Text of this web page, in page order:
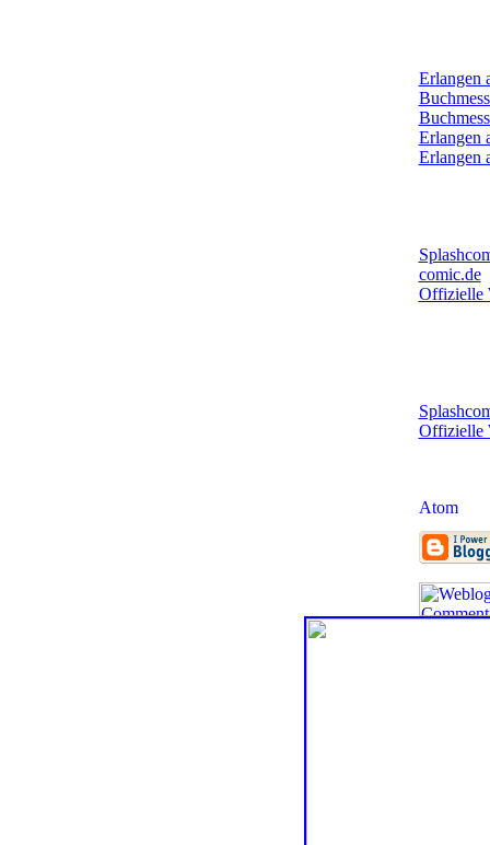
Erlangen
Erlangen
Erlangen
comic.de
Offizielle
Offizielle